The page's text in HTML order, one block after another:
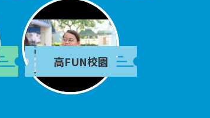
高FUN校園